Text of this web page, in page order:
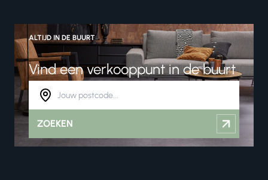
ALTIJD IN DE BUURT
Vind een verkooppunt in de buurt
ZOEKEN